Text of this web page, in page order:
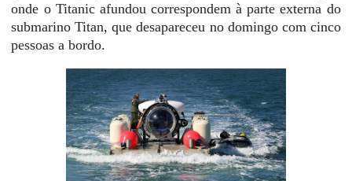
onde o Titanic afundou correspondem à parte externa do
submarino Titan, que desapareceu no domingo com cinco
pessoas a bordo.